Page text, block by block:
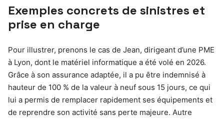
Exemples concrets de sinistres et
prise en charge
Pour illustrer, prenons le cas de Jean, dirigeant d’une PME
à Lyon, dont le matériel informatique a été volé en 2026.
Grâce à son assurance adaptée, il a pu être indemnisé à
hauteur de 100 % de la valeur à neuf sous 15 jours, ce qui
lui a permis de remplacer rapidement ses équipements et
de reprendre son activité sans perte majeure. Autre